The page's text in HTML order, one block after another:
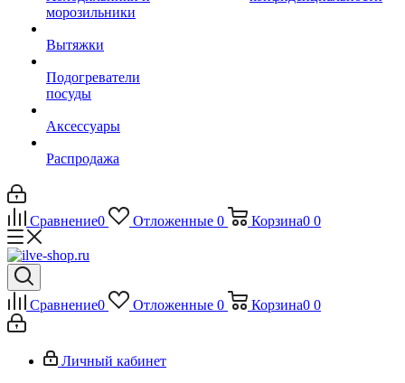
морозильники
Вытяжки
Подогреватели
посуды
Аксессуары
Распродажа
Сравнение0 Отложенные 0 Корзина0 0
Сравнение0 Отложенные 0 Корзина0 0
Личный кабинет